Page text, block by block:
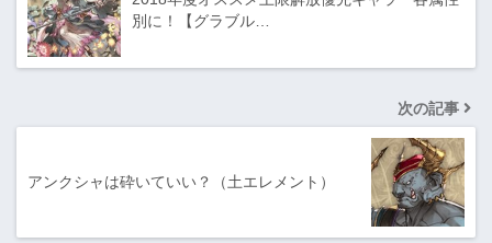
別に！【グラブル…
次の記事
アンクシャは砕いていい？（土エレメント）